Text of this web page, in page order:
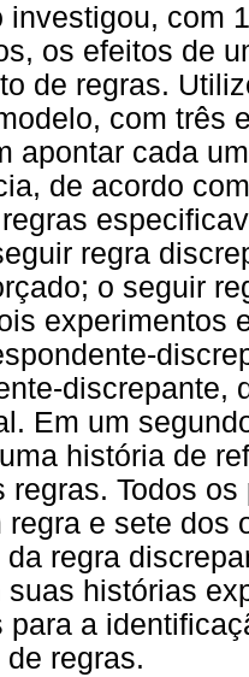
investigou, com
os efeitos de
de regras.
com três
apontar cada
de acordo
regra
o seguir
experimentos
discrepante,
Em um
história de
regras. Todos
regra e sete dos
regra
suas histórias
para a
regras.